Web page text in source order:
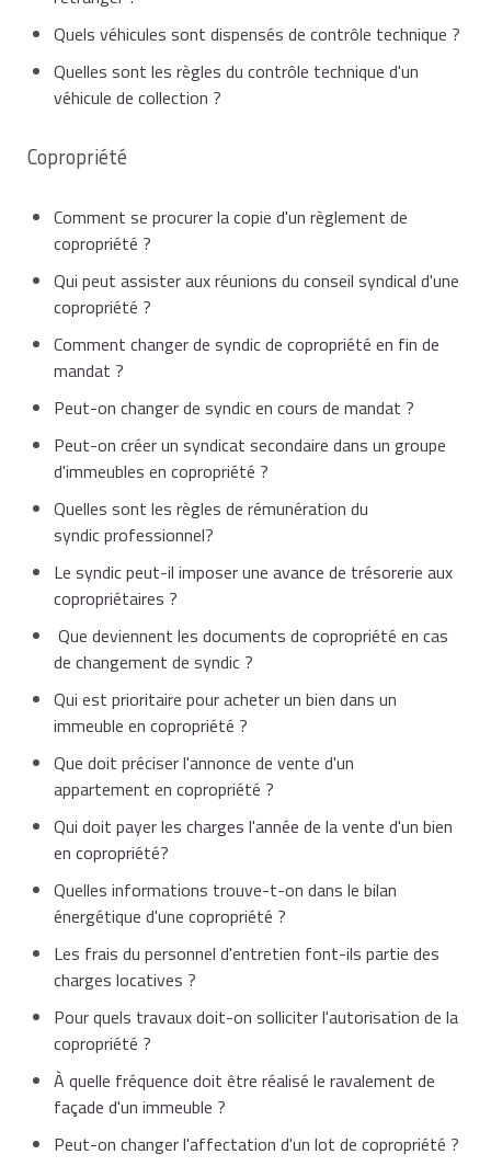
Quels véhicules sont dispensés de contrôle technique ?
Quelles sont les règles du contrôle technique d'un
véhicule de collection ?
Copropriété
Comment se procurer la copie d'un règlement de
copropriété ?
Qui peut assister aux réunions du conseil syndical d'une
copropriété ?
Comment changer de syndic de copropriété en fin de
mandat ?
Peut-on changer de syndic en cours de mandat ?
Peut-on créer un syndicat secondaire dans un groupe
d'immeubles en copropriété ?
Quelles sont les règles de rémunération du
syndic professionnel?
Le syndic peut-il imposer une avance de trésorerie aux
copropriétaires ?
Que deviennent les documents de copropriété en cas
de changement de syndic ?
Qui est prioritaire pour acheter un bien dans un
immeuble en copropriété ?
Que doit préciser l'annonce de vente d'un
appartement en copropriété ?
Qui doit payer les charges l'année de la vente d'un bien
en copropriété?
Quelles informations trouve-t-on dans le bilan
énergétique d'une copropriété ?
Les frais du personnel d'entretien font-ils partie des
charges locatives ?
Pour quels travaux doit-on solliciter l'autorisation de la
copropriété ?
À quelle fréquence doit être réalisé le ravalement de
façade d'un immeuble ?
Peut-on changer l'affectation d'un lot de copropriété ?